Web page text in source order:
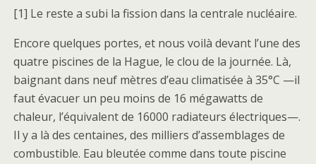
[1] Le reste a subi la fission dans la centrale nucléaire.
Encore quelques portes, et nous voilà devant l’une des
quatre piscines de la Hague, le clou de la journée. Là,
baignant dans neuf mètres d’eau climatisée à 35°C —il
faut évacuer un peu moins de 16 mégawatts de
chaleur, l’équivalent de 16000 radiateurs électriques—.
Il y a là des centaines, des milliers d’assemblages de
combustible. Eau bleutée comme dans toute piscine